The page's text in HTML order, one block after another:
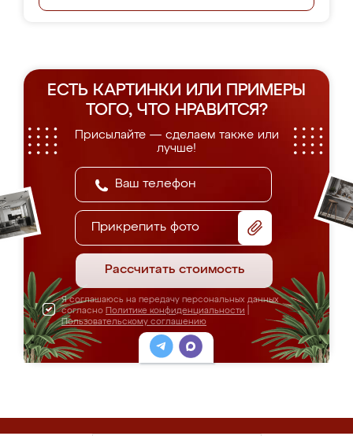
ЕСТЬ КАРТИНКИ ИЛИ ПРИМЕРЫ
ТОГО, ЧТО НРАВИТСЯ?
Присылайте — сделаем также или
лучше!
Прикрепить фото
Рассчитать стоимость
Я соглашаюсь на передачу персональных данных
согласно Политике конфиденциальности
Пользовательскому соглашению